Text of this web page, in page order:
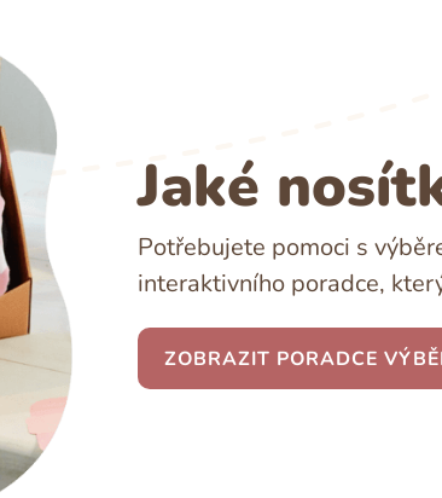
Jaké
Potřebujete pomoci s
interaktivního poradce,
ZOBRAZIT PORADCE